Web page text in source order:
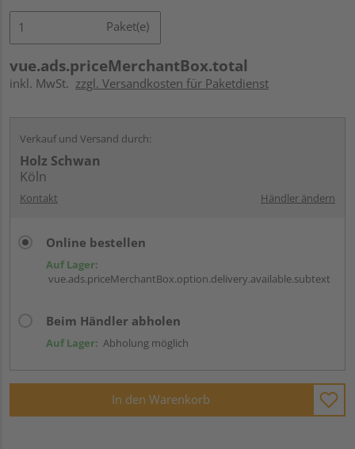
Paket(e)
vue.ads.priceMerchantBox.total
inkl. MwSt. zzgl. Versandkosten für Paketdienst
Verkauf und Versand durch:
Holz Schwan
Köln
Kontakt Händler ändern
Online bestellen
Auf Lager:
vue.ads.priceMerchantBox.option.delivery.available.subtext
Beim Händler abholen
Auf Lager: Abholung möglich
In den Warenkorb